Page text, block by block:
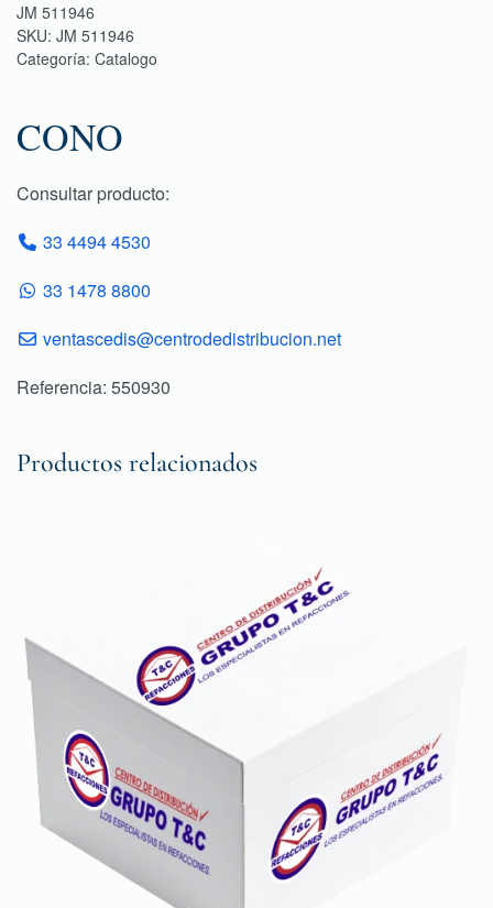
JM 511946
SKU: JM 511946
Categoría: Catalogo
CONO
Consultar producto:
33 4494 4530
33 1478 8800
ventascedis@centrodedistribucion.net
Referencia: 550930
Productos relacionados